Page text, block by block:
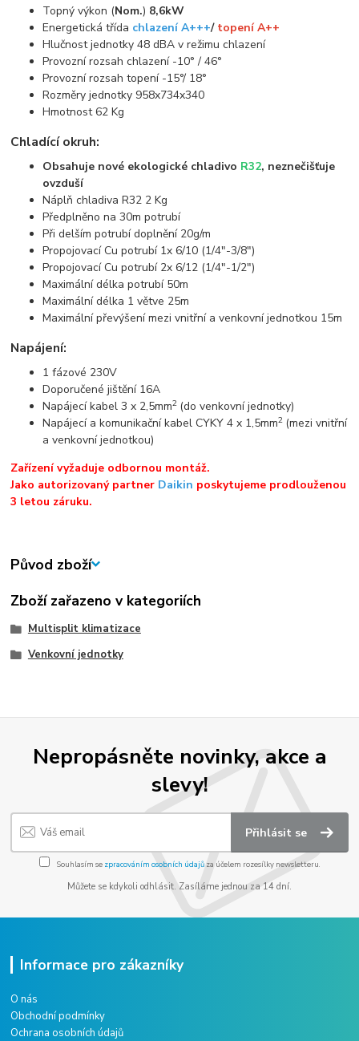
Topný výkon (Nom.) 8,6kW
Energetická třída chlazení A+++/ topení A++
Hlučnost jednotky 48 dBA v režimu chlazení
Provozní rozsah chlazení -10° / 46°
Provozní rozsah topení -15°/ 18°
Rozměry jednotky 958x734x340
Hmotnost 62 Kg
Chladící okruh:
Obsahuje nové ekologické chladivo R32, neznečišťuje
ovzduší
Náplň chladiva R32 2 Kg
Předplněno na 30m potrubí
Při delším potrubí doplnění 20g/m
Propojovací Cu potrubí 1x 6/10 (1/4"-3/8")
Propojovací Cu potrubí 2x 6/12 (1/4"-1/2")
Maximální délka potrubí 50m
Maximální délka 1 větve 25m
Maximální převýšení mezi vnitřní a venkovní jednotkou 15m
Napájení:
1 fázové 230V
Doporučené jištění 16A
Napájecí kabel 3 x 2,5mm2 (do venkovní jednotky)
Napájecí a komunikační kabel CYKY 4 x 1,5mm2 (mezi vnitřní
a venkovní jednotkou)
Zařízení vyžaduje odbornou montáž.
Jako autorizovaný partner Daikin poskytujeme prodlouženou
3 letou záruku.
Původ zboží
Zboží zařazeno v kategoriích
Multisplit klimatizace
Venkovní jednotky
Nepropásněte novinky, akce a
slevy!
Přihlásit se
Souhlasím se zpracováním osobních údajůza účelem rozesílky newsletteru.
Můžete se kdykoli odhlásit. Zasíláme jednou za 14 dní.
Informace pro zákazníky
O nás
Obchodní podmínky
Ochrana osobních údajů